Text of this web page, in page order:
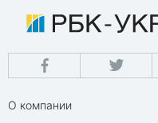
О компании